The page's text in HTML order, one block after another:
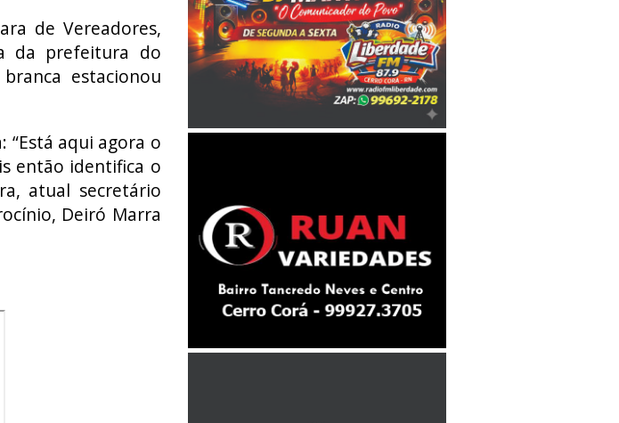
de Vereadores,
da prefeitura do
estacionou
“Está aqui agora o
então identifica o
atual secretário
Deiró Marra